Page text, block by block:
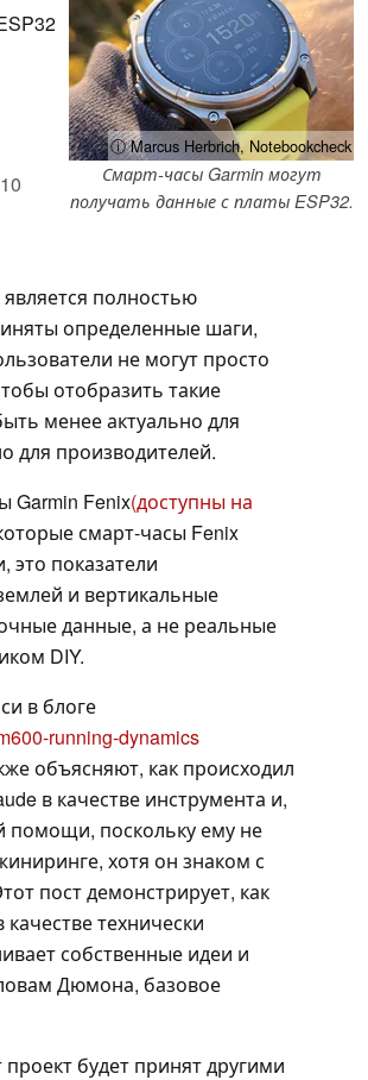
ⓘ Marcus Herbrich, Notebookcheck
Смарт-часы Garmin могут
получать данные с платы ESP32.
10
полностью
определенные шаги,
не могут просто
отобразить такие
менее актуально для
для производителей.
Garmin Fenix(доступны на
смарт-часы Fenix
это показатели
и вертикальные
данные, а не реальные
DIY.
в блоге
running-dynamics
объясняют, как происходил
в качестве инструмента и,
помощи, поскольку ему не
хотя он знаком с
пост демонстрирует, как
технически
собственные идеи и
Дюмона, базовое
будет принят другими